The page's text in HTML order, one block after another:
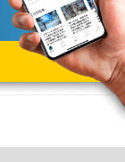
ルを連結子会社化